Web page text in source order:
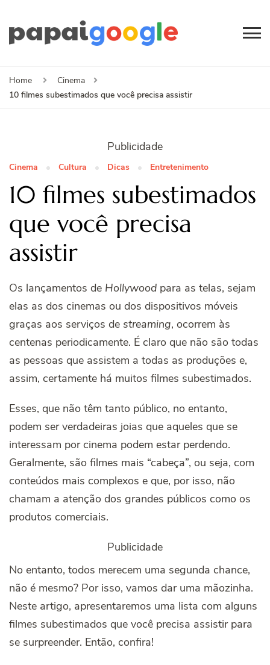
Home
Cinema
10 filmes subestimados que você precisa assistir
Publicidade
Cinema Cultura Dicas Entretenimento
10 filmes subestimados
que você precisa
assistir
Os lançamentos de Hollywood para as telas, sejam
elas as dos cinemas ou dos dispositivos móveis
graças aos serviços de streaming, ocorrem às
centenas periodicamente. É claro que não são todas
as pessoas que assistem a todas as produções e,
assim, certamente há muitos filmes subestimados.
Esses, que não têm tanto público, no entanto,
podem ser verdadeiras joias que aqueles que se
interessam por cinema podem estar perdendo.
Geralmente, são filmes mais “cabeça”, ou seja, com
conteúdos mais complexos e que, por isso, não
chamam a atenção dos grandes públicos como os
produtos comerciais.
Publicidade
No entanto, todos merecem uma segunda chance,
não é mesmo? Por isso, vamos dar uma mãozinha.
Neste artigo, apresentaremos uma lista com alguns
filmes subestimados que você precisa assistir para
se surpreender. Então, confira!